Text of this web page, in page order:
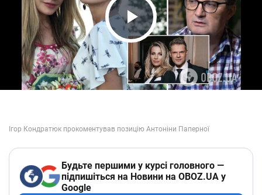
Play Video
Будьте першими у курсі головного —
підпишіться на Новини на OBOZ.UA у
Google